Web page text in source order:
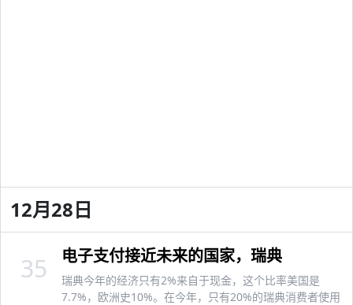
12月28日
电子支付接近未来的国家，瑞典
瑞典今年的经济只有2%来自于现金，这个比率美国是
7.7%，欧洲史10%。在今年，只有20%的瑞典消费者使用
35